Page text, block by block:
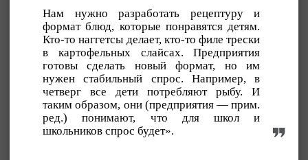
Нам нужно разработать рецептуру и
формат блюд, которые понравятся детям.
Кто-то наггетсы делает, кто-то филе трески
в картофельных слайсах. Предприятия
готовы сделать новый формат, но им
нужен стабильный спрос. Например, в
четверг все дети потребляют рыбу. И
таким образом, они (предприятия — прим.
ред.) понимают, что для школ и
школьников спрос будет».